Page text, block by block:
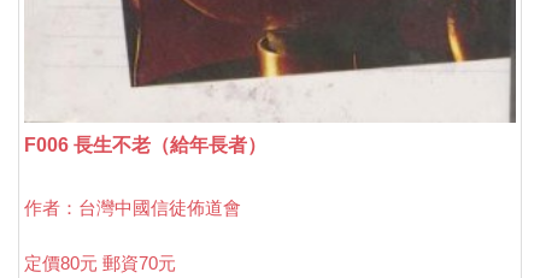
F006 長生不老（給年長者）
作者：台灣中國信徒佈道會
定價80元 郵資70元